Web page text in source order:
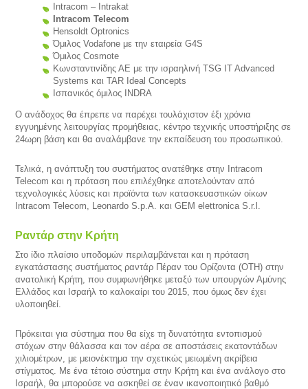
Intracom – Intrakat
Intracom Telecom
Hensoldt Optronics
Όμιλος Vodafone με την εταιρεία G4S
Όμιλος Cosmote
Κωνσταντινίδης ΑΕ με την ισραηλινή TSG IT Advanced
Systems και TAR Ideal Concepts
Ισπανικός όμιλος INDRA
Ο ανάδοχος θα έπρεπε να παρέχει τουλάχιστον έξι χρόνια
εγγυημένης λειτουργίας προμήθειας, κέντρο τεχνικής υποστήριξης σε
24ωρη βάση και θα αναλάμβανε την εκπαίδευση του προσωπικού.
Τελικά, η ανάπτυξη του συστήματος ανατέθηκε στην Intracom
Telecom και η πρόταση που επιλέχθηκε αποτελούνταν από
τεχνολογικές λύσεις και προϊόντα των κατασκευαστικών οίκων
Intracom Telecom, Leonardo S.p.A. και GEM elettronica S.r.l.
Ραντάρ στην Κρήτη
Στο ίδιο πλαίσιο υποδομών περιλαμβάνεται και η πρόταση
εγκατάστασης συστήματος ραντάρ Πέραν του Ορίζοντα (OTH) στην
ανατολική Κρήτη, που συμφωνήθηκε μεταξύ των υπουργών Αμύνης
Ελλάδος και Ισραήλ το καλοκαίρι του 2015, που όμως δεν έχει
υλοποιηθεί.
Πρόκειται για σύστημα που θα είχε τη δυνατότητα εντοπισμού
στόχων στην θάλασσα και τον αέρα σε αποστάσεις εκατοντάδων
χιλιομέτρων, με μειονέκτημα την σχετικώς μειωμένη ακρίβεια
στίγματος. Με ένα τέτοιο σύστημα στην Κρήτη και ένα ανάλογο στο
Ισραήλ, θα μπορούσε να ασκηθεί σε έναν ικανοποιητικό βαθμό